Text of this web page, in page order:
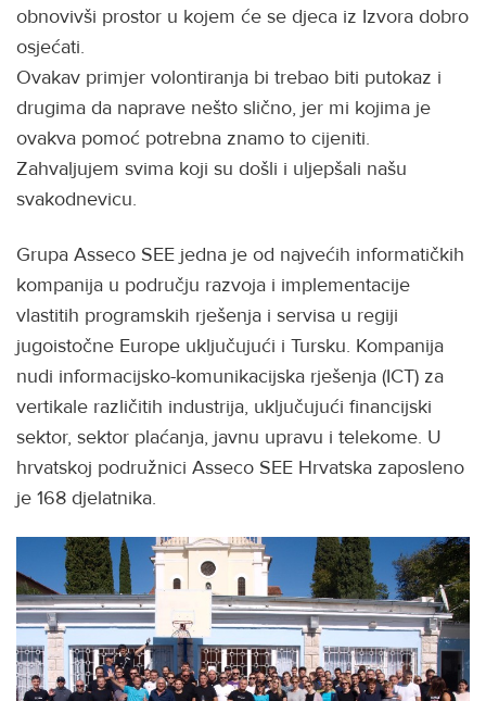
obnovivši prostor u kojem će se djeca iz Izvora dobro
osjećati.
Ovakav primjer volontiranja bi trebao biti putokaz i
drugima da naprave nešto slično, jer mi kojima je
ovakva pomoć potrebna znamo to cijeniti.
Zahvaljujem svima koji su došli i uljepšali našu
svakodnevicu.
Grupa Asseco SEE jedna je od najvećih informatičkih
kompanija u području razvoja i implementacije
vlastitih programskih rješenja i servisa u regiji
jugoistočne Europe uključujući i Tursku. Kompanija
nudi informacijsko-komunikacijska rješenja (ICT) za
vertikale različitih industrija, uključujući financijski
sektor, sektor plaćanja, javnu upravu i telekome. U
hrvatskoj podružnici Asseco SEE Hrvatska zaposleno
je 168 djelatnika.